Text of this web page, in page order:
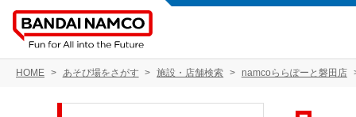
HOME あそび場をさがす 施設・店舗検索 namcoららぽーと磐田店